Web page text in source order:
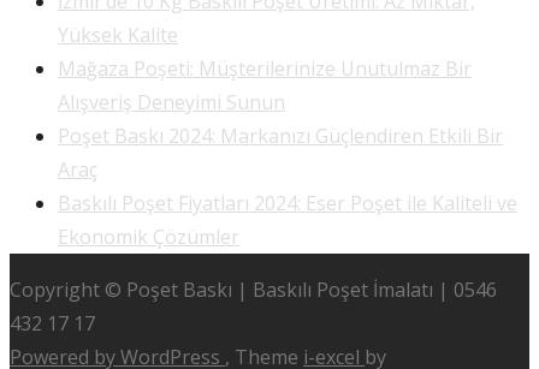
Yüksek Kalite
Mağaza Poşeti: Müşterilerinize Unutulmaz Bir
Alışveriş Deneyimi Sunun
Poşet Baskı 2024: Markanızı Güçlendiren Etkili Bir
Araç
Baskılı Poşet Fiyatları 2024: Eser Poşet ile Kaliteli ve
Ekonomik Çözümler
Copyright © Poşet Baskı | Baskılı Poşet İmalatı | 0546
432 17 17
Powered by WordPress , Theme i-excel by